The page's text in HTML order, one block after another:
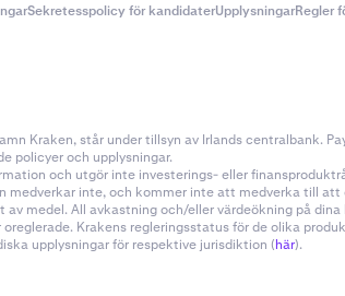
Sekretesspolicy för kandidaterUpplysningarRegler
Kraken, står under tillsyn av Irlands centralbank.
policyer och upplysningar.
och utgör inte investerings- eller
medverkar inte, och kommer inte att medverka till
medel. All avkastning och/eller värdeökning på
Krakens regleringsstatus för de olika
upplysningar för respektive jurisdiktion (här).